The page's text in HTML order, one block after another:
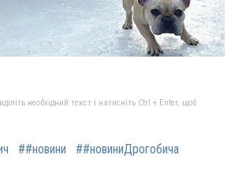
необхідний текст і натисніть Ctrl + Enter, щоб
##новини
##новиниДрогобича